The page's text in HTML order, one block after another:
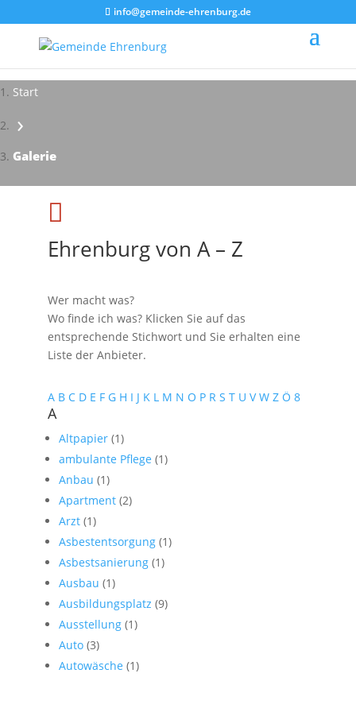
info@gemeinde-ehrenburg.de
Start
›
Galerie
Impressionen - Mareike Kranz

Ehrenburg von A – Z
Wer macht was?
Wo finde ich was? Klicken Sie auf das
entsprechende Stichwort und Sie erhalten eine
Liste der Anbieter.
A B C D E F G H I J K L M N O P R S T U V W Z Ö 8
A
Altpapier (1)
ambulante Pflege (1)
Anbau (1)
Apartment (2)
Arzt (1)
Asbestentsorgung (1)
Asbestsanierung (1)
Ausbau (1)
Ausbildungsplatz (9)
Ausstellung (1)
Auto (3)
Autowäsche (1)